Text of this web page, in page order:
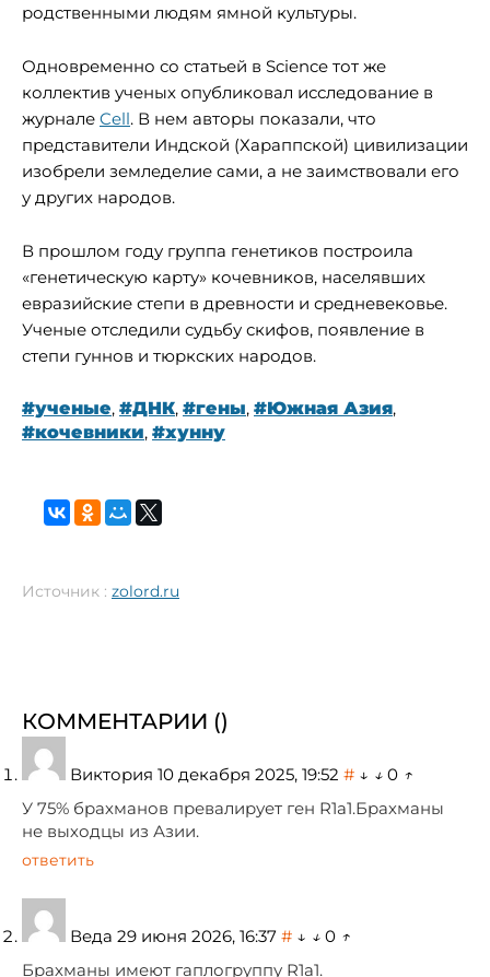
родственными людям ямной культуры.
Одновременно со статьей в Science тот же
коллектив ученых опубликовал исследование в
журнале Cell. В нем авторы показали, что
представители Индской (Хараппской) цивилизации
изобрели земледелие сами, а не заимствовали его
у других народов.
В прошлом году группа генетиков построила
«генетическую карту» кочевников, населявших
евразийские степи в древности и средневековье.
Ученые отследили судьбу скифов, появление в
степи гуннов и тюркских народов.
#ученые, #ДНК, #гены, #Южная Азия,
#кочевники, #хунну
Источник : zolord.ru
КОММЕНТАРИИ ()
Виктория 10 декабря 2025, 19:52 # ↓ ↓ 0 ↑
У 75% брахманов превалирует ген R1a1.Брахманы
не выходцы из Азии.
ответить
Веда 29 июня 2026, 16:37 # ↓ ↓ 0 ↑
Брахманы имеют гаплогруппу R1a1.